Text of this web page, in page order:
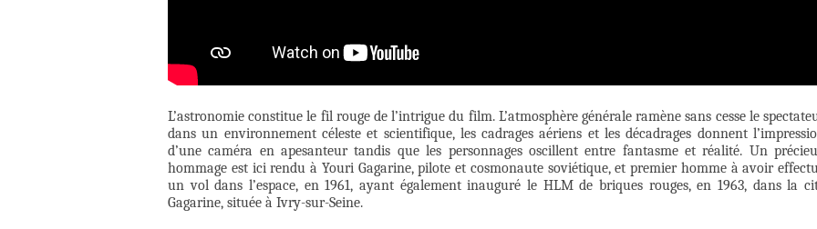
L’astronomie constitue le fil rouge de l’intrigue du film. L’atmosphère générale ramène sans cesse le
dans un environnement céleste et scientifique, les cadrages aériens et les décadrages donnent
d’une caméra en apesanteur tandis que les personnages oscillent entre fantasme et réalité. Un
hommage est ici rendu à Youri Gagarine, pilote et cosmonaute soviétique, et premier homme à avoir
un vol dans l’espace, en 1961, ayant également inauguré le HLM de briques rouges, en 1963, dans la
Gagarine, située à Ivry-sur-Seine.